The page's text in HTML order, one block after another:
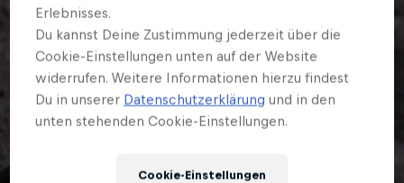
Erlebnisses.
Du kannst Deine Zustimmung jederzeit über die
Cookie-Einstellungen unten auf der Website
widerrufen. Weitere Informationen hierzu findest
Du in unserer Datenschutzerklärung und in den
unten stehenden Cookie-Einstellungen.
Cookie-Einstellungen